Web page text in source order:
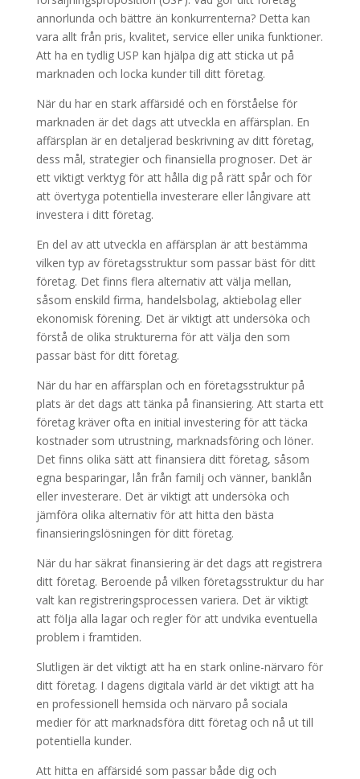
annorlunda och bättre än konkurrenterna? Detta kan
vara allt från pris, kvalitet, service eller unika funktioner.
Att ha en tydlig USP kan hjälpa dig att sticka ut på
marknaden och locka kunder till ditt företag.
När du har en stark affärsidé och en förståelse för
marknaden är det dags att utveckla en affärsplan. En
affärsplan är en detaljerad beskrivning av ditt företag,
dess mål, strategier och finansiella prognoser. Det är
ett viktigt verktyg för att hålla dig på rätt spår och för
att övertyga potentiella investerare eller långivare att
investera i ditt företag.
En del av att utveckla en affärsplan är att bestämma
vilken typ av företagsstruktur som passar bäst för ditt
företag. Det finns flera alternativ att välja mellan,
såsom enskild firma, handelsbolag, aktiebolag eller
ekonomisk förening. Det är viktigt att undersöka och
förstå de olika strukturerna för att välja den som
passar bäst för ditt företag.
När du har en affärsplan och en företagsstruktur på
plats är det dags att tänka på finansiering. Att starta ett
företag kräver ofta en initial investering för att täcka
kostnader som utrustning, marknadsföring och löner.
Det finns olika sätt att finansiera ditt företag, såsom
egna besparingar, lån från familj och vänner, banklån
eller investerare. Det är viktigt att undersöka och
jämföra olika alternativ för att hitta den bästa
finansieringslösningen för ditt företag.
När du har säkrat finansiering är det dags att registrera
ditt företag. Beroende på vilken företagsstruktur du har
valt kan registreringsprocessen variera. Det är viktigt
att följa alla lagar och regler för att undvika eventuella
problem i framtiden.
Slutligen är det viktigt att ha en stark online-närvaro för
ditt företag. I dagens digitala värld är det viktigt att ha
en professionell hemsida och närvaro på sociala
medier för att marknadsföra ditt företag och nå ut till
potentiella kunder.
Att hitta en affärsidé som passar både dig och